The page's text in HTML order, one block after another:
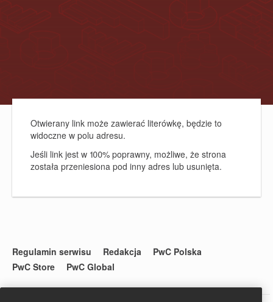
Otwierany link może zawierać literówkę, będzie to
widoczne w polu adresu.
Jeśli link jest w 100% poprawny, możliwe, że strona
została przeniesiona pod inny adres lub usunięta.
Regulamin serwisu Redakcja
PwC Polska
PwC Store
PwC Global